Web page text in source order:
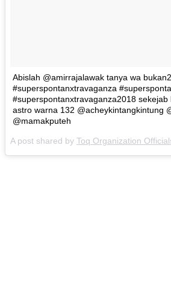
Abislah @amirrajalawak tanya wa
#superspontanxtravaganza
#superspontanxtravaganza2018 sekejab
astro warna 132 @acheykintangkintung
@mamakputeh
A post shared by Toq Organization